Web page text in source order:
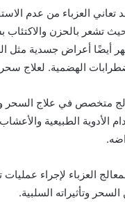
تعاني العزباء من عدم
حيث تشعر بالحزن
أيضًا أعراض جسدية مثل
الهضمية. لعلاج
متخصص في علاج السحر
الأدوية الطبيعية
العزباء لإجراء
وتأثيراته السلبية.